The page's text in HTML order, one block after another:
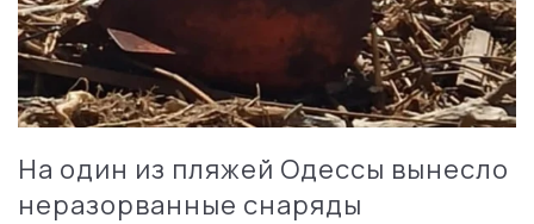
На один из пляжей Одессы вынесло
неразорванные снаряды